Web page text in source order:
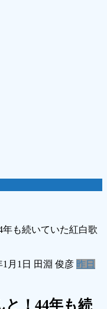
年も続いていた紅白歌
1月1日 田淵 俊彦 昨日
と！44年も続